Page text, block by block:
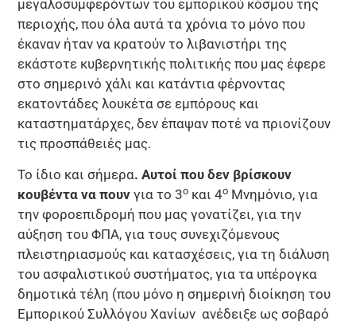
μεγαλοσυμφερόντων του εμπορικού κόσμου της
περιοχής, που όλα αυτά τα χρόνια το μόνο που
έκαναν ήταν να κρατούν το λιβανιστήρι της
εκάστοτε κυβερνητικής πολιτικής που μας έφερε
στο σημερινό χάλι και κατάντια φέρνοντας
εκατοντάδες λουκέτα σε εμπόρους και
καταστηματάρχες, δεν έπαψαν ποτέ να πριονίζουν
τις προσπάθειές μας.
Το ίδιο και σήμερα. Αυτοί που δεν βρίσκουν
κουβέντα να πουν για το 3ο και 4ο Μνημόνιο, για
την φοροεπιδρομή που μας γονατίζει, για την
αύξηση του ΦΠΑ, για τους συνεχιζόμενους
πλειστηριασμούς και κατασχέσεις, για τη διάλυση
του ασφαλιστικού συστήματος, για τα υπέρογκα
δημοτικά τέλη (που μόνο η σημερινή διοίκηση του
Εμπορικού Συλλόγου Χανίων ανέδειξε ως σοβαρό